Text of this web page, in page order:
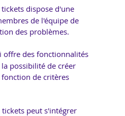
dispose d'une
de l'équipe de
des problèmes.
offre des fonctionnalités
possibilité de créer
de critères
tickets peut s'intégrer